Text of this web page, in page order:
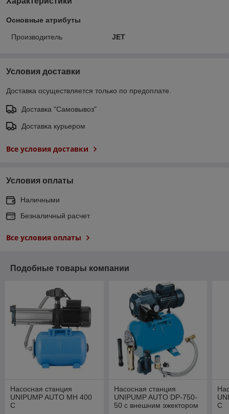
Основные атрибуты
Производитель JET
Условия доставки
Доставка осуществляется только по предоплате.
Доставка "Самовывоз"
Доставка курьером
Все условия доставки
Условия оплаты
Наличными
Безналичный расчет
Все условия оплаты
Подобные товары компании
Насосная станция
UNIPUMP AUTO MH 400
С
Насосная станция
UNIPUMP AUTO DP-750-
50 с внешним эжектором
С